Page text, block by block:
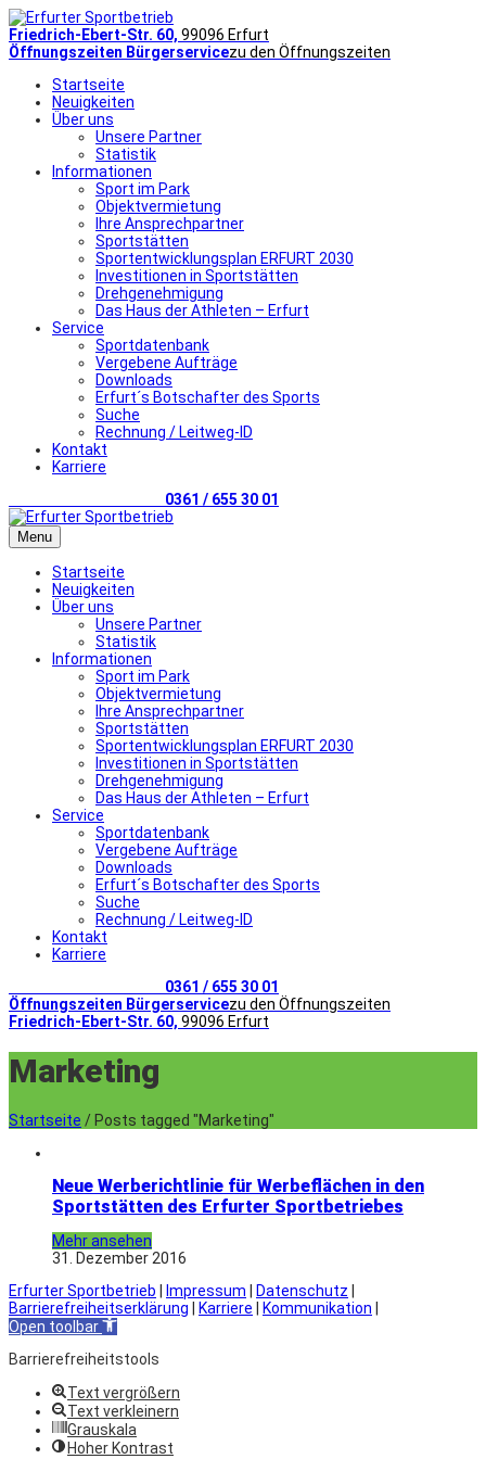
Friedrich-Ebert-Str. 60, 99096 Erfurt
Öffnungszeiten Bürgerservicezu den Öffnungszeiten
Startseite
Neuigkeiten
Über uns
Unsere Partner
Statistik
Informationen
Sport im Park
Objektvermietung
Ihre Ansprechpartner
Sportstätten
Sportentwicklungsplan ERFURT 2030
Investitionen in Sportstätten
Drehgenehmigung
Das Haus der Athleten – Erfurt
Service
Sportdatenbank
Vergebene Aufträge
Downloads
Erfurt´s Botschafter des Sports
Suche
Rechnung / Leitweg-ID
Kontakt
Karriere
0361 / 655 30 01
Menu
Startseite
Neuigkeiten
Über uns
Unsere Partner
Statistik
Informationen
Sport im Park
Objektvermietung
Ihre Ansprechpartner
Sportstätten
Sportentwicklungsplan ERFURT 2030
Investitionen in Sportstätten
Drehgenehmigung
Das Haus der Athleten – Erfurt
Service
Sportdatenbank
Vergebene Aufträge
Downloads
Erfurt´s Botschafter des Sports
Suche
Rechnung / Leitweg-ID
Kontakt
Karriere
0361 / 655 30 01
Öffnungszeiten Bürgerservicezu den Öffnungszeiten
Friedrich-Ebert-Str. 60, 99096 Erfurt
Marketing
Startseite / Posts tagged "Marketing"
Neue Werberichtlinie für Werbeflächen in den
Sportstätten des Erfurter Sportbetriebes
Mehr ansehen
31. Dezember 2016
Erfurter Sportbetrieb
Impressum Datenschutz
Barrierefreiheitserklärung
Karriere Kommunikation
Open toolbar
Barrierefreiheitstools
Text vergrößern
Text verkleinern
Grauskala
Hoher Kontrast